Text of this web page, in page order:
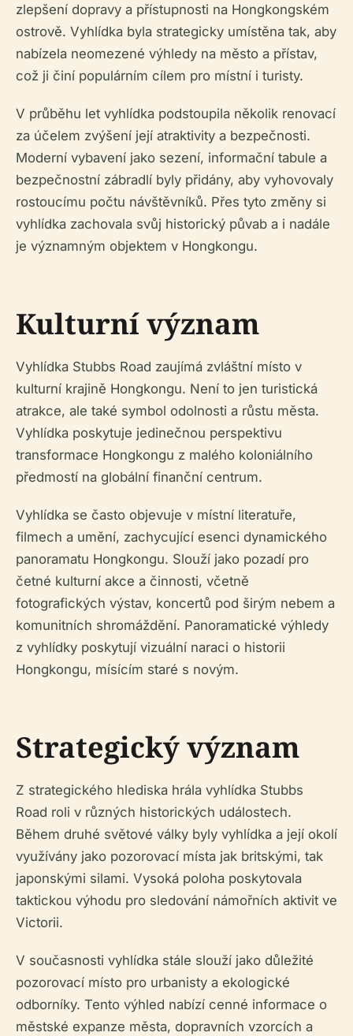
zlepšení dopravy a přístupnosti na Hongkongském
ostrově. Vyhlídka byla strategicky umístěna tak, aby
nabízela neomezené výhledy na město a přístav,
což ji činí populárním cílem pro místní i turisty.
V průběhu let vyhlídka podstoupila několik renovací
za účelem zvýšení její atraktivity a bezpečnosti.
Moderní vybavení jako sezení, informační tabule a
bezpečnostní zábradlí byly přidány, aby vyhovovaly
rostoucímu počtu návštěvníků. Přes tyto změny si
vyhlídka zachovala svůj historický půvab a i nadále
je významným objektem v Hongkongu.
Kulturní význam
Vyhlídka Stubbs Road zaujímá zvláštní místo v
kulturní krajině Hongkongu. Není to jen turistická
atrakce, ale také symbol odolnosti a růstu města.
Vyhlídka poskytuje jedinečnou perspektivu
transformace Hongkongu z malého koloniálního
předmostí na globální finanční centrum.
Vyhlídka se často objevuje v místní literatuře,
filmech a umění, zachycující esenci dynamického
panoramatu Hongkongu. Slouží jako pozadí pro
četné kulturní akce a činnosti, včetně
fotografických výstav, koncertů pod širým nebem a
komunitních shromáždění. Panoramatické výhledy
z vyhlídky poskytují vizuální naraci o historii
Hongkongu, mísícím staré s novým.
Strategický význam
Z strategického hlediska hrála vyhlídka Stubbs
Road roli v různých historických událostech.
Během druhé světové války byly vyhlídka a její okolí
využívány jako pozorovací místa jak britskými, tak
japonskými silami. Vysoká poloha poskytovala
taktickou výhodu pro sledování námořních aktivit ve
Victorii.
V současnosti vyhlídka stále slouží jako důležité
pozorovací místo pro urbanisty a ekologické
odborníky. Tento výhled nabízí cenné informace o
městské expanze města, dopravních vzorcích a